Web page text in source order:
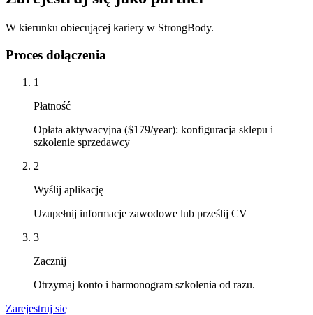
W kierunku obiecującej kariery w StrongBody.
Proces dołączenia
1
Płatność
Opłata aktywacyjna ($179/year): konfiguracja sklepu i
szkolenie sprzedawcy
2
Wyślij aplikację
Uzupełnij informacje zawodowe lub prześlij CV
3
Zacznij
Otrzymaj konto i harmonogram szkolenia od razu.
Zarejestruj się